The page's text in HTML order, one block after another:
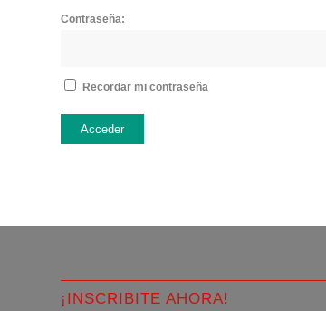
Contraseña:
Recordar mi contraseña
Acceder
¡INSCRIBITE AHORA!